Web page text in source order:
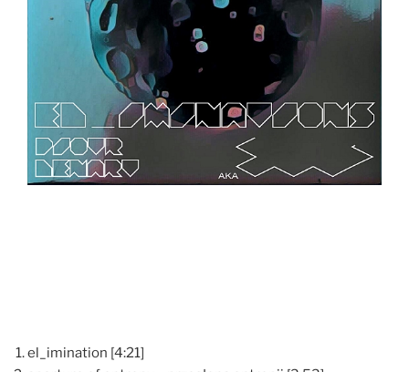
el_imination [4:21]